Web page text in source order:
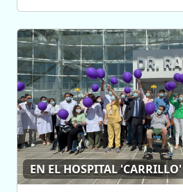
EN EL HOSPITAL 'CARRILLO'